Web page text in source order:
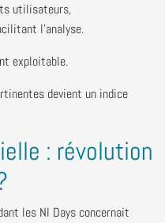
utilisateurs,
l'analyse.
exploitable.
devient un indice
: révolution
les NI Days concernait